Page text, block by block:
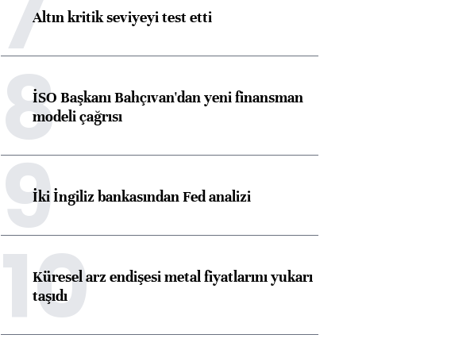
Altın kritik seviyeyi test etti
8İSO Başkanı Bahçıvan'dan yeni finansman
modeli çağrısı
9İki İngiliz bankasından Fed analizi
10
Küresel arz endişesi metal fiyatlarını yukarı
taşıdı